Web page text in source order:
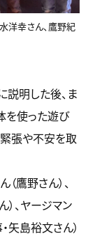
洋幸さん、鷹野紀
説明した後、ま
を使った遊び
張や不安を取
鷹野さん）、
）、ヤージマン
矢島裕文さん）